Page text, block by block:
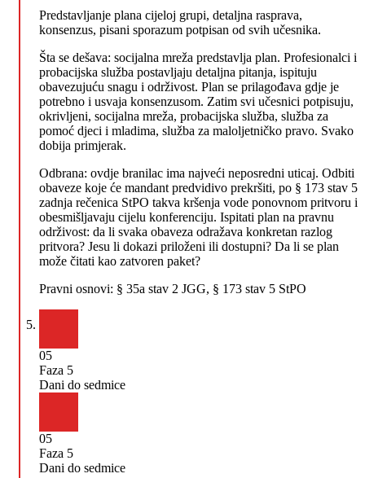
Predstavljanje plana cijeloj grupi, detaljna rasprava,
konsenzus, pisani sporazum potpisan od svih učesnika.
Šta se dešava: socijalna mreža predstavlja plan. Profesionalci i
probacijska služba postavljaju detaljna pitanja, ispituju
obavezujuću snagu i održivost. Plan se prilagođava gdje je
potrebno i usvaja konsenzusom. Zatim svi učesnici potpisuju,
okrivljeni, socijalna mreža, probacijska služba, služba za
pomoć djeci i mladima, služba za maloljetničko pravo. Svako
dobija primjerak.
Odbrana: ovdje branilac ima najveći neposredni uticaj. Odbiti
obaveze koje će mandant predvidivo prekršiti, po § 173 stav 5
zadnja rečenica StPO takva kršenja vode ponovnom pritvoru i
obesmišljavaju cijelu konferenciju. Ispitati plan na pravnu
održivost: da li svaka obaveza odražava konkretan razlog
pritvora? Jesu li dokazi priloženi ili dostupni? Da li se plan
može čitati kao zatvoren paket?
Pravni osnovi: § 35a stav 2 JGG, § 173 stav 5 StPO
05
Faza 5
Dani do sedmice
05
Faza 5
Dani do sedmice